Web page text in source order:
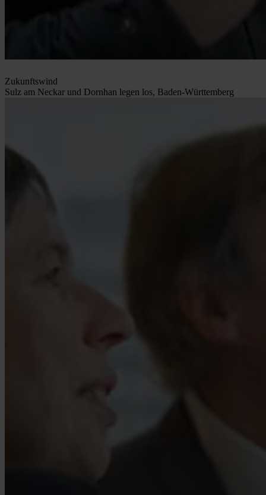
Zukunftswind
Sulz am Neckar und Dornhan legen los, Baden-Württemberg